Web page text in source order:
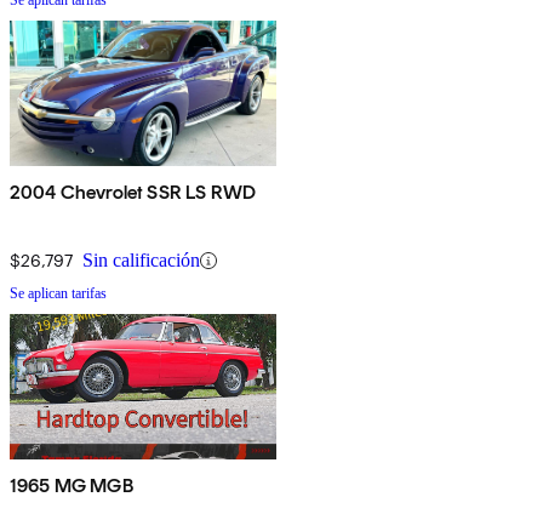
2004 Chevrolet SSR LS RWD
$26,797 Sin calificación
Se aplican tarifas
1965 MG MGB